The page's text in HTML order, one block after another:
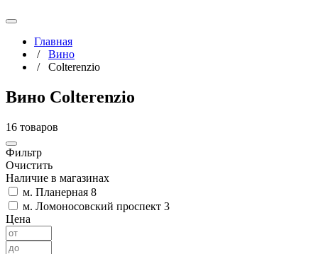
Главная
/ Вино
/ Colterenzio
Вино Colterenzio
16 товаров
Фильтр
Очистить
Наличие в магазинах
м. Планерная 8
м. Ломоносовский проспект 3
Цена